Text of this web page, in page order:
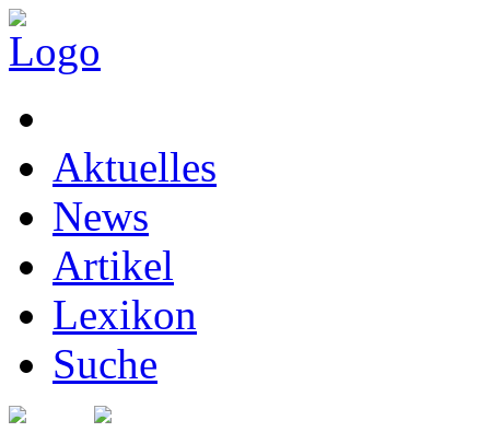
Aktuelles
News
Artikel
Lexikon
Suche